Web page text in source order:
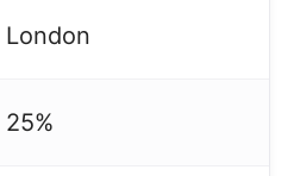
London
25%